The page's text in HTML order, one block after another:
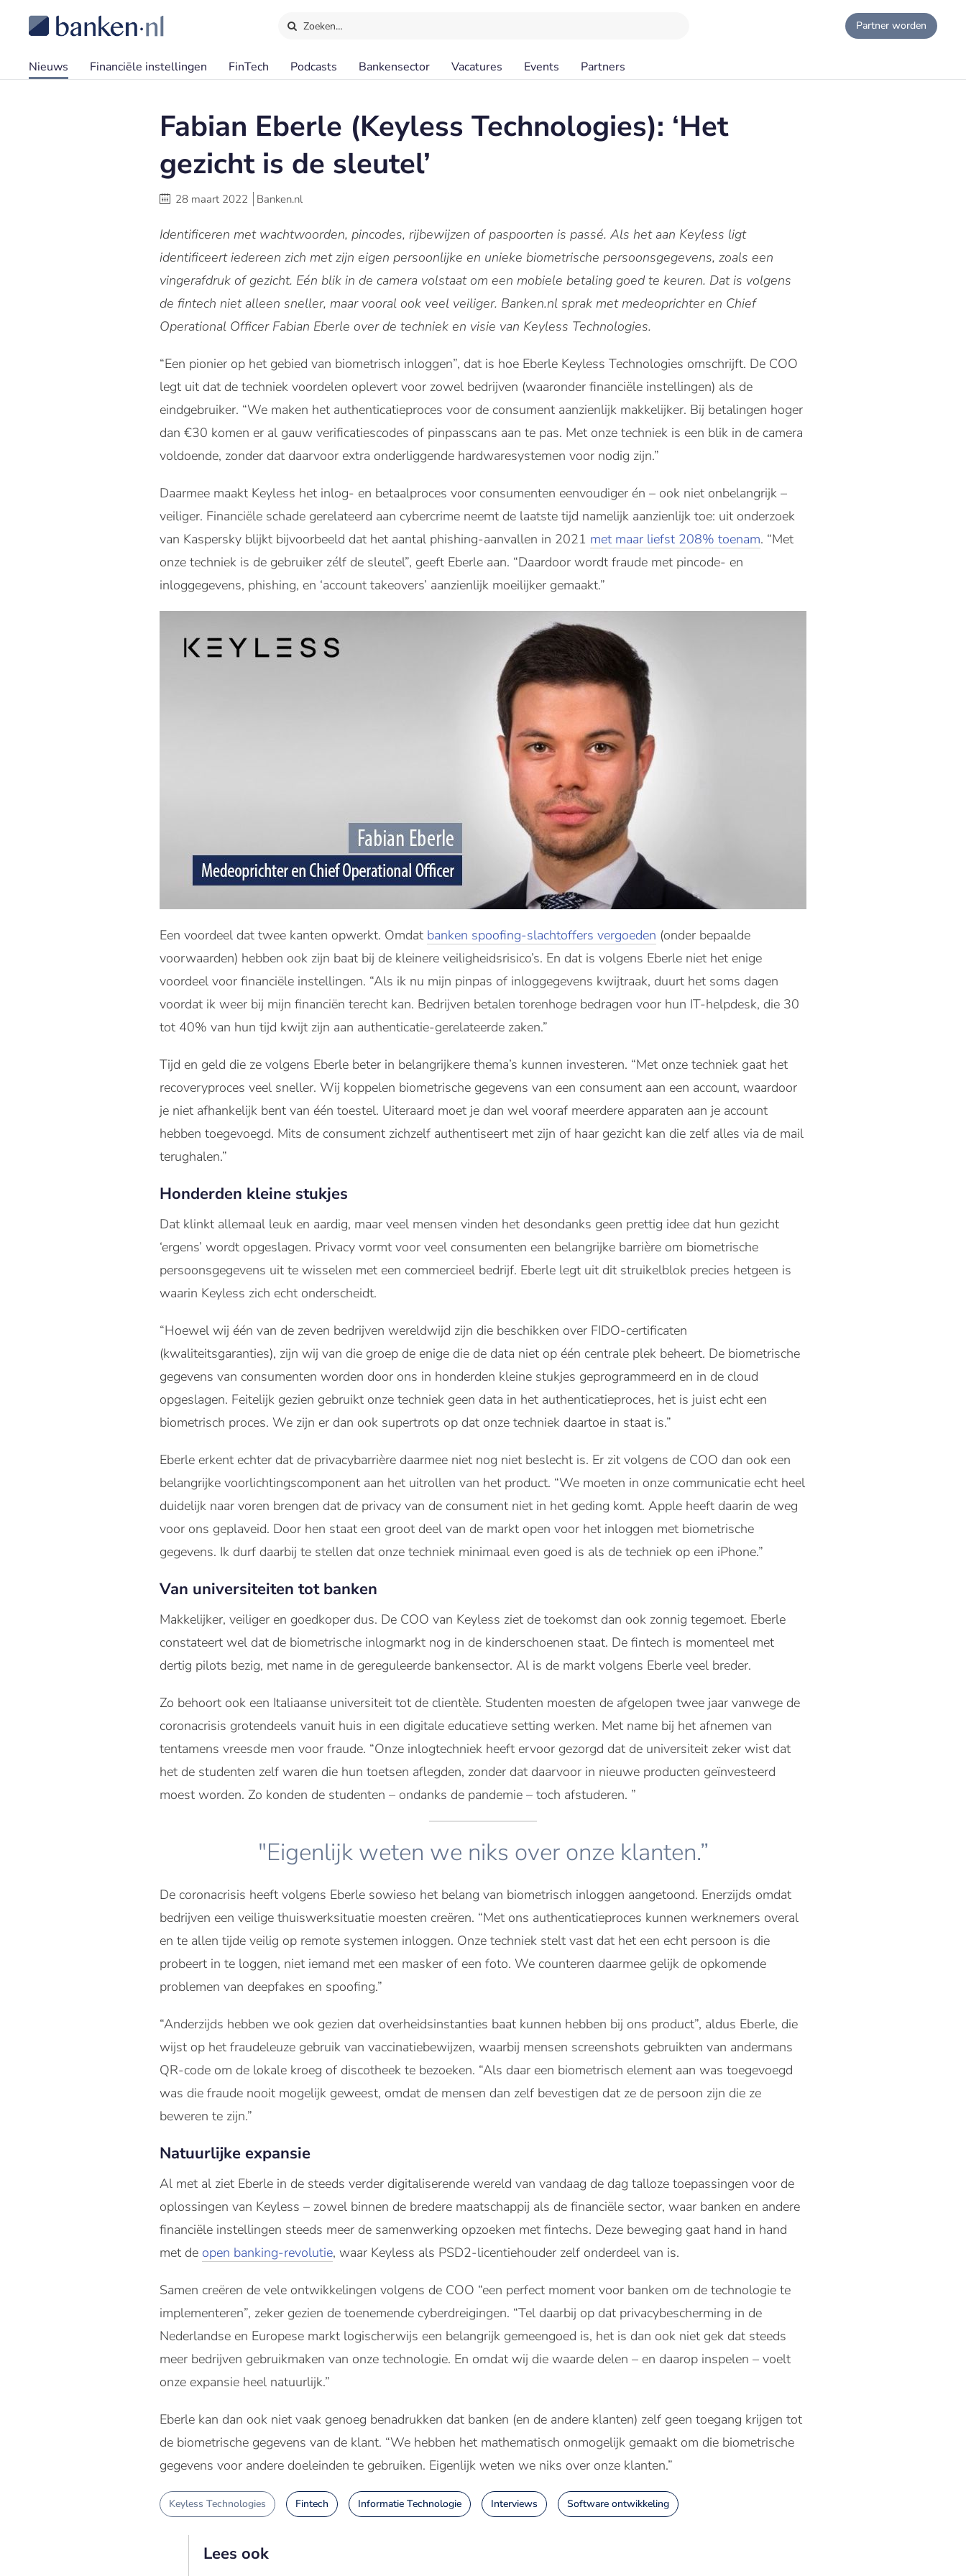
Zoeken… Partner worden
Nieuws Financiële instellingen FinTech Podcasts Bankensector Vacatures Events Partners
Fabian Eberle (Keyless Technologies): ‘Het
gezicht is de sleutel’
28 maart 2022 Banken.nl
Identificeren met wachtwoorden, pincodes, rijbewijzen of paspoorten is passé. Als het aan Keyless ligt
identificeert iedereen zich met zijn eigen persoonlijke en unieke biometrische persoonsgegevens, zoals een
vingerafdruk of gezicht. Eén blik in de camera volstaat om een mobiele betaling goed te keuren. Dat is volgens
de fintech niet alleen sneller, maar vooral ook veel veiliger. Banken.nl sprak met medeoprichter en Chief
Operational Officer Fabian Eberle over de techniek en visie van Keyless Technologies.
“Een pionier op het gebied van biometrisch inloggen”, dat is hoe Eberle Keyless Technologies omschrijft. De COO
legt uit dat de techniek voordelen oplevert voor zowel bedrijven (waaronder financiële instellingen) als de
eindgebruiker. “We maken het authenticatieproces voor de consument aanzienlijk makkelijker. Bij betalingen hoger
dan €30 komen er al gauw verificatiescodes of pinpasscans aan te pas. Met onze techniek is een blik in de camera
voldoende, zonder dat daarvoor extra onderliggende hardwaresystemen voor nodig zijn.”
Daarmee maakt Keyless het inlog- en betaalproces voor consumenten eenvoudiger én – ook niet onbelangrijk –
veiliger. Financiële schade gerelateerd aan cybercrime neemt de laatste tijd namelijk aanzienlijk toe: uit onderzoek
van Kaspersky blijkt bijvoorbeeld dat het aantal phishing-aanvallen in 2021 met maar liefst 208% toenam. “Met
onze techniek is de gebruiker zélf de sleutel”, geeft Eberle aan. “Daardoor wordt fraude met pincode- en
inloggegevens, phishing, en ‘account takeovers’ aanzienlijk moeilijker gemaakt.”
Een voordeel dat twee kanten opwerkt. Omdat banken spoofing-slachtoffers vergoeden (onder bepaalde
voorwaarden) hebben ook zijn baat bij de kleinere veiligheidsrisico’s. En dat is volgens Eberle niet het enige
voordeel voor financiële instellingen. “Als ik nu mijn pinpas of inloggegevens kwijtraak, duurt het soms dagen
voordat ik weer bij mijn financiën terecht kan. Bedrijven betalen torenhoge bedragen voor hun IT-helpdesk, die 30
tot 40% van hun tijd kwijt zijn aan authenticatie-gerelateerde zaken.”
Tijd en geld die ze volgens Eberle beter in belangrijkere thema’s kunnen investeren. “Met onze techniek gaat het
recoveryproces veel sneller. Wij koppelen biometrische gegevens van een consument aan een account, waardoor
je niet afhankelijk bent van één toestel. Uiteraard moet je dan wel vooraf meerdere apparaten aan je account
hebben toegevoegd. Mits de consument zichzelf authentiseert met zijn of haar gezicht kan die zelf alles via de mail
terughalen.”
Honderden kleine stukjes
Dat klinkt allemaal leuk en aardig, maar veel mensen vinden het desondanks geen prettig idee dat hun gezicht
‘ergens’ wordt opgeslagen. Privacy vormt voor veel consumenten een belangrijke barrière om biometrische
persoonsgegevens uit te wisselen met een commercieel bedrijf. Eberle legt uit dit struikelblok precies hetgeen is
waarin Keyless zich echt onderscheidt.
“Hoewel wij één van de zeven bedrijven wereldwijd zijn die beschikken over FIDO-certificaten
(kwaliteitsgaranties), zijn wij van die groep de enige die de data niet op één centrale plek beheert. De biometrische
gegevens van consumenten worden door ons in honderden kleine stukjes geprogrammeerd en in de cloud
opgeslagen. Feitelijk gezien gebruikt onze techniek geen data in het authenticatieproces, het is juist echt een
biometrisch proces. We zijn er dan ook supertrots op dat onze techniek daartoe in staat is.”
Eberle erkent echter dat de privacybarrière daarmee niet nog niet beslecht is. Er zit volgens de COO dan ook een
belangrijke voorlichtingscomponent aan het uitrollen van het product. “We moeten in onze communicatie echt heel
duidelijk naar voren brengen dat de privacy van de consument niet in het geding komt. Apple heeft daarin de weg
voor ons geplaveid. Door hen staat een groot deel van de markt open voor het inloggen met biometrische
gegevens. Ik durf daarbij te stellen dat onze techniek minimaal even goed is als de techniek op een iPhone.”
Van universiteiten tot banken
Makkelijker, veiliger en goedkoper dus. De COO van Keyless ziet de toekomst dan ook zonnig tegemoet. Eberle
constateert wel dat de biometrische inlogmarkt nog in de kinderschoenen staat. De fintech is momenteel met
dertig pilots bezig, met name in de gereguleerde bankensector. Al is de markt volgens Eberle veel breder.
Zo behoort ook een Italiaanse universiteit tot de clientèle. Studenten moesten de afgelopen twee jaar vanwege de
coronacrisis grotendeels vanuit huis in een digitale educatieve setting werken. Met name bij het afnemen van
tentamens vreesde men voor fraude. “Onze inlogtechniek heeft ervoor gezorgd dat de universiteit zeker wist dat
het de studenten zelf waren die hun toetsen aflegden, zonder dat daarvoor in nieuwe producten geïnvesteerd
moest worden. Zo konden de studenten – ondanks de pandemie – toch afstuderen. ”
"Eigenlijk weten we niks over onze klanten.”
De coronacrisis heeft volgens Eberle sowieso het belang van biometrisch inloggen aangetoond. Enerzijds omdat
bedrijven een veilige thuiswerksituatie moesten creëren. “Met ons authenticatieproces kunnen werknemers overal
en te allen tijde veilig op remote systemen inloggen. Onze techniek stelt vast dat het een echt persoon is die
probeert in te loggen, niet iemand met een masker of een foto. We counteren daarmee gelijk de opkomende
problemen van deepfakes en spoofing.”
“Anderzijds hebben we ook gezien dat overheidsinstanties baat kunnen hebben bij ons product”, aldus Eberle, die
wijst op het fraudeleuze gebruik van vaccinatiebewijzen, waarbij mensen screenshots gebruikten van andermans
QR-code om de lokale kroeg of discotheek te bezoeken. “Als daar een biometrisch element aan was toegevoegd
was die fraude nooit mogelijk geweest, omdat de mensen dan zelf bevestigen dat ze de persoon zijn die ze
beweren te zijn.”
Natuurlijke expansie
Al met al ziet Eberle in de steeds verder digitaliserende wereld van vandaag de dag talloze toepassingen voor de
oplossingen van Keyless – zowel binnen de bredere maatschappij als de financiële sector, waar banken en andere
financiële instellingen steeds meer de samenwerking opzoeken met fintechs. Deze beweging gaat hand in hand
met de open banking-revolutie, waar Keyless als PSD2-licentiehouder zelf onderdeel van is.
Samen creëren de vele ontwikkelingen volgens de COO “een perfect moment voor banken om de technologie te
implementeren”, zeker gezien de toenemende cyberdreigingen. “Tel daarbij op dat privacybescherming in de
Nederlandse en Europese markt logischerwijs een belangrijk gemeengoed is, het is dan ook niet gek dat steeds
meer bedrijven gebruikmaken van onze technologie. En omdat wij die waarde delen – en daarop inspelen – voelt
onze expansie heel natuurlijk.”
Eberle kan dan ook niet vaak genoeg benadrukken dat banken (en de andere klanten) zelf geen toegang krijgen tot
de biometrische gegevens van de klant. “We hebben het mathematisch onmogelijk gemaakt om die biometrische
gegevens voor andere doeleinden te gebruiken. Eigenlijk weten we niks over onze klanten.”
Keyless Technologies Fintech Informatie Technologie Interviews Software ontwikkeling
Lees ook